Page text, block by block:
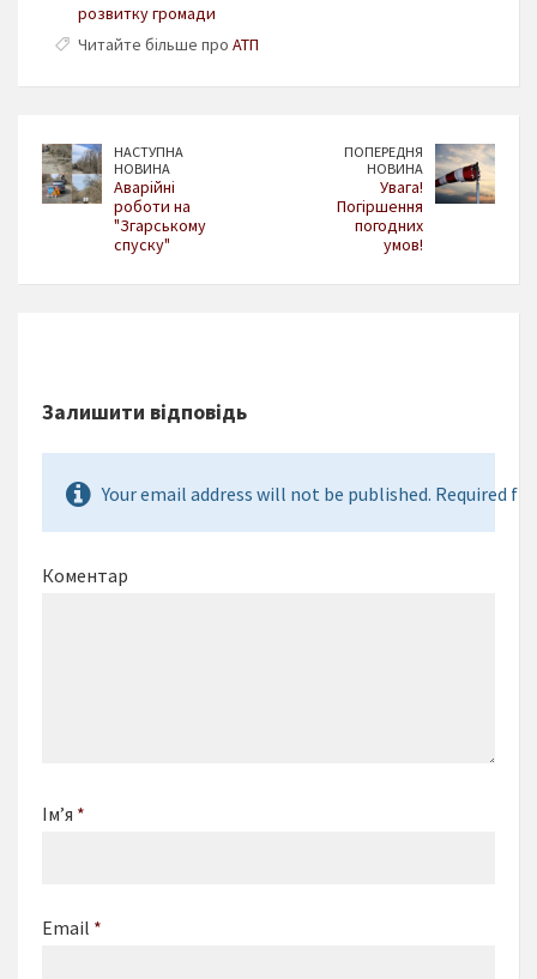
розвитку громади
Читайте більше про АТП
НАСТУПНА
НОВИНА
Аварійні
роботи на
"Згарському
спуску"
ПОПЕРЕДНЯ
НОВИНА
Увага!
Погіршення
погодних
умов!
Залишити відповідь
Your email address will not be published. Required
Коментар
Ім’я *
Email *